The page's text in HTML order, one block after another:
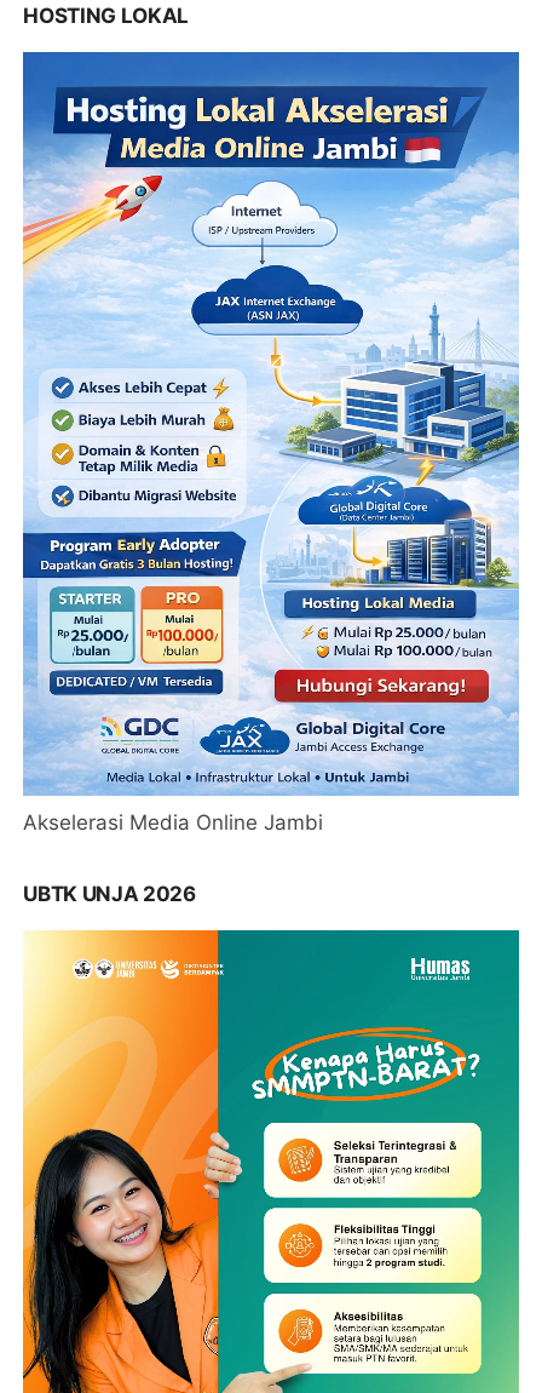
HOSTING LOKAL
Akselerasi Media Online Jambi
UBTK UNJA 2026